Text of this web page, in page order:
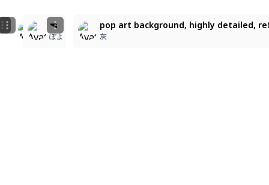
pop art background, highly detailed, refined
灰
pop art background, highly detailed, refined
灰
🔫
ぽよ
pop art background, highly detailed,
灰